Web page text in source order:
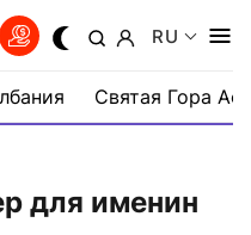
RU
Святая Гора
для именин